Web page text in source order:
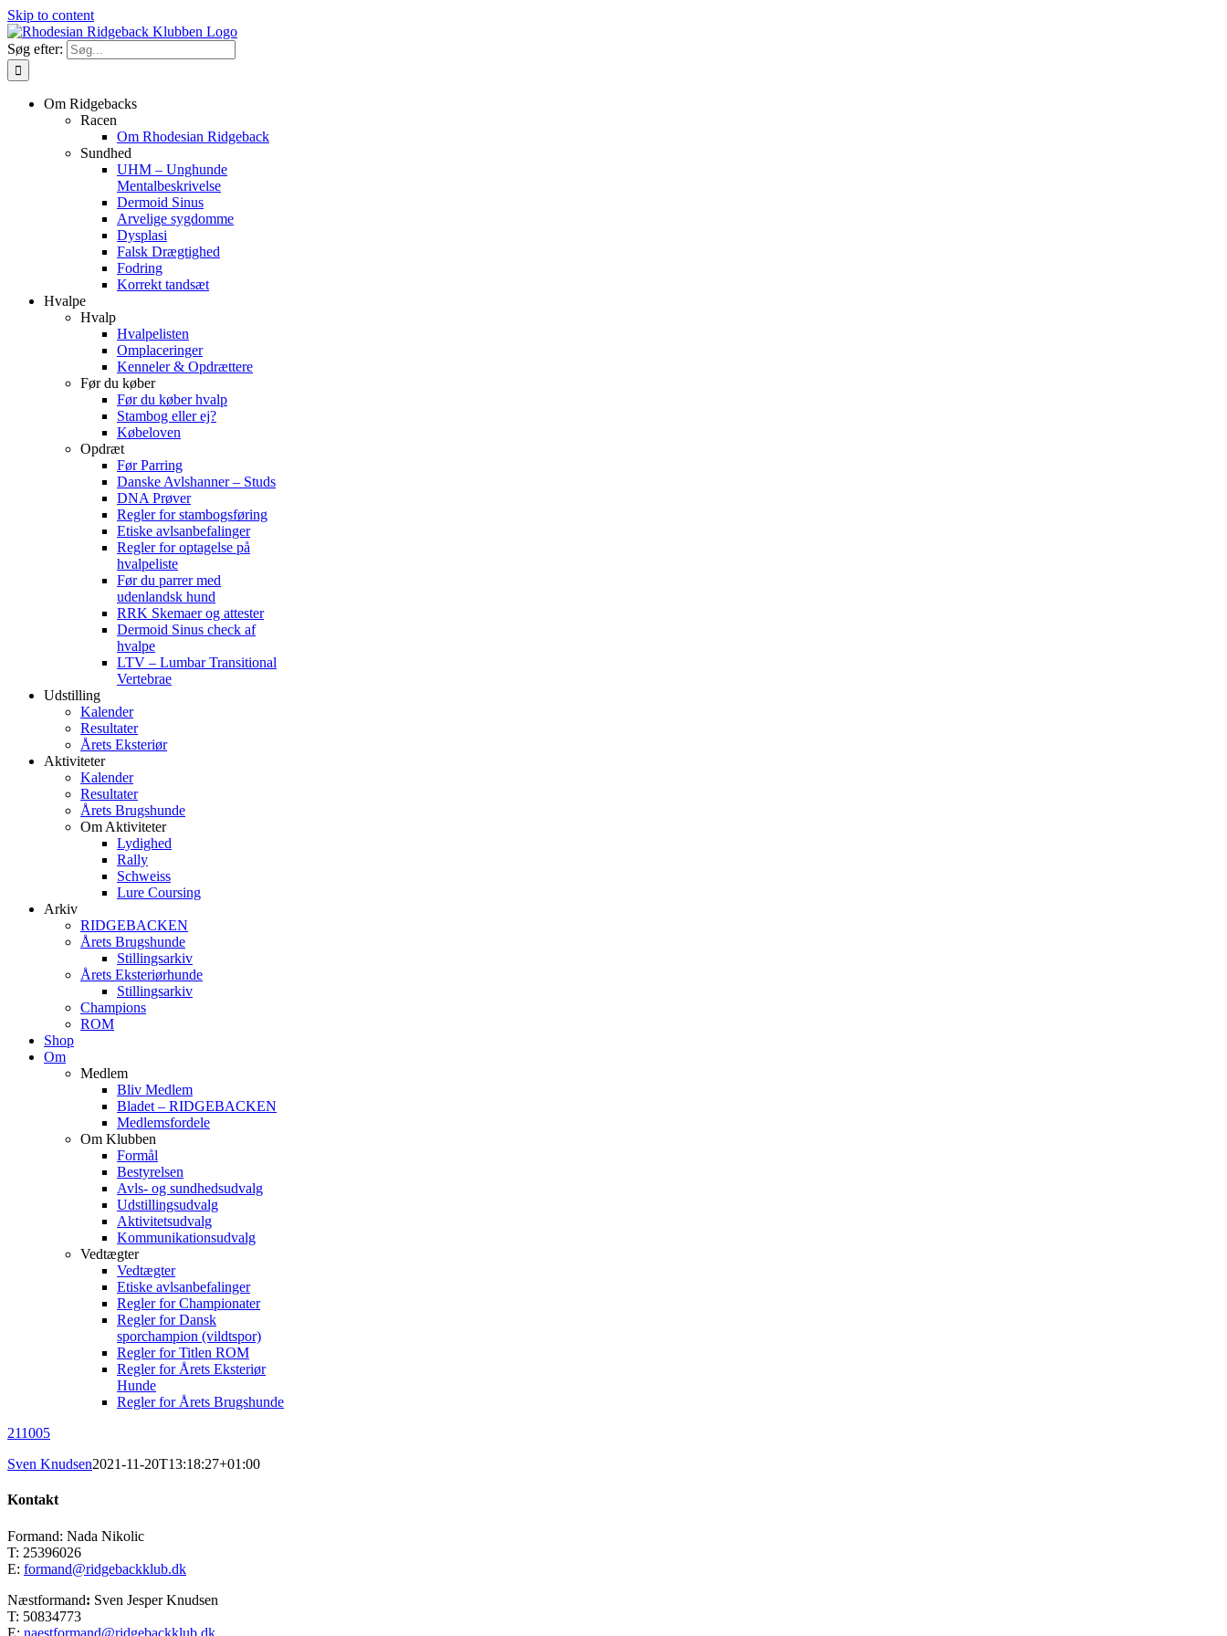
Skip to content
Søg efter:
Om Ridgebacks
Racen
Om Rhodesian Ridgeback
Sundhed
UHM – Unghunde
Mentalbeskrivelse
Dermoid Sinus
Arvelige sygdomme
Dysplasi
Falsk Drægtighed
Fodring
Korrekt tandsæt
Hvalpe
Hvalp
Hvalpelisten
Omplaceringer
Kenneler & Opdrættere
Før du køber
Før du køber hvalp
Stambog eller ej?
Købeloven
Opdræt
Før Parring
Danske Avlshanner – Studs
DNA Prøver
Regler for stambogsføring
Etiske avlsanbefalinger
Regler for optagelse på
hvalpeliste
Før du parrer med
udenlandsk hund
RRK Skemaer og attester
Dermoid Sinus check af
hvalpe
LTV – Lumbar Transitional
Vertebrae
Udstilling
Kalender
Resultater
Årets Eksteriør
Aktiviteter
Kalender
Resultater
Årets Brugshunde
Om Aktiviteter
Lydighed
Rally
Schweiss
Lure Coursing
Arkiv
RIDGEBACKEN
Årets Brugshunde
Stillingsarkiv
Årets Eksteriørhunde
Stillingsarkiv
Champions
ROM
Shop
Om
Medlem
Bliv Medlem
Bladet – RIDGEBACKEN
Medlemsfordele
Om Klubben
Formål
Bestyrelsen
Avls- og sundhedsudvalg
Udstillingsudvalg
Aktivitetsudvalg
Kommunikationsudvalg
Vedtægter
Vedtægter
Etiske avlsanbefalinger
Regler for Championater
Regler for Dansk
sporchampion (vildtspor)
Regler for Titlen ROM
Regler for Årets Eksteriør
Hunde
Regler for Årets Brugshunde
211005
Sven Knudsen2021-11-20T13:18:27+01:00
Kontakt
Formand: Nada Nikolic
T: 25396026
E: formand@ridgebackklub.dk
Næstformand: Sven Jesper Knudsen
T: 50834773
E: naestformand@ridgebackklub.dk